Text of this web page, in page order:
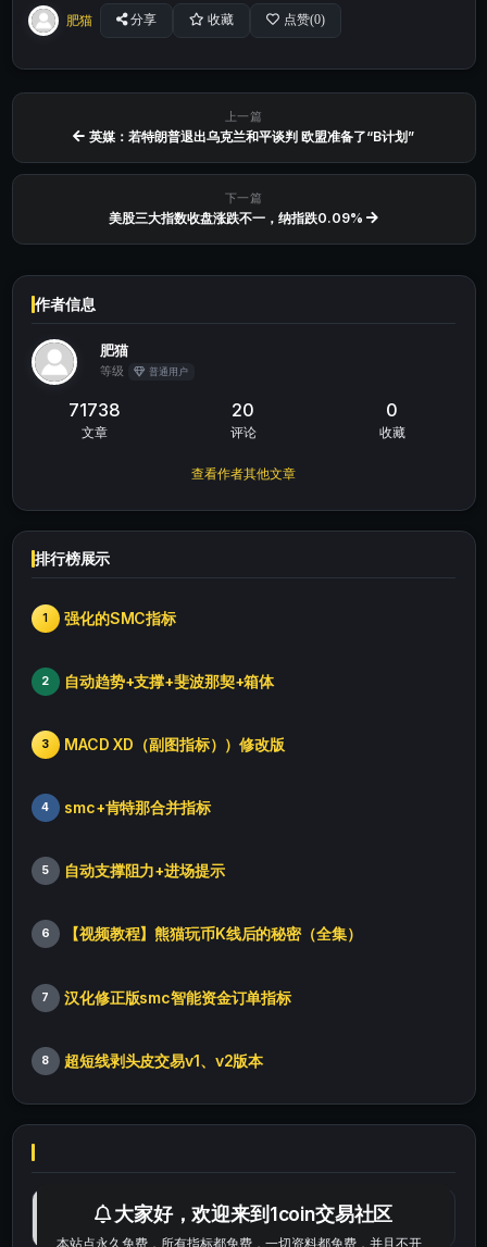
肥猫 分享 收藏 点赞(0)
上一篇
英媒：若特朗普退出乌克兰和平谈判 欧盟准备了“B计划”
下一篇
美股三大指数收盘涨跌不一，纳指跌0.09%
作者信息
肥猫
等级 普通用户
71738
文章
20
评论
0
收藏
查看作者其他文章
排行榜展示
1 强化的SMC指标
2 自动趋势+支撑+斐波那契+箱体
3 MACD XD（副图指标））修改版
4 smc+肯特那合并指标
5 自动支撑阻力+进场提示
6 【视频教程】熊猫玩币K线后的秘密（全集）
7 汉化修正版smc智能资金订单指标
8 超短线剥头皮交易v1、v2版本
最便宜最实惠的科学上网工具
大家好，欢迎来到1coin交易社区
本站点永久免费，所有指标都免费，一切资料都免费，并且不开